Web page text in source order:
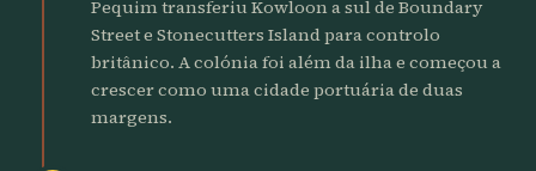
Pequim transferiu Kowloon a sul de Boundary
Street e Stonecutters Island para controlo
britânico. A colónia foi além da ilha e começou a
crescer como uma cidade portuária de duas
margens.